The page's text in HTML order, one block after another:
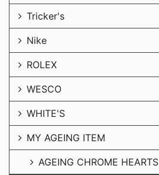
Tricker's
Nike
ROLEX
WESCO
WHITE'S
MY AGEING ITEM
AGEING CHROME HEARTS